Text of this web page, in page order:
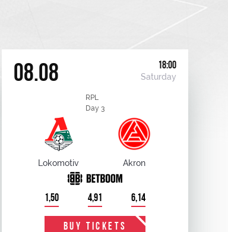
08.08 18:00
Saturday
RPL
Day 3
Lokomotiv Akron
1,50 4,91 6,14
BUY TICKETS